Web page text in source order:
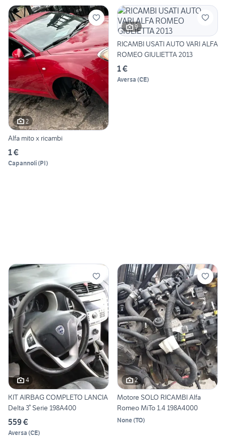
2
Alfa mito x ricambi
1 €
Capannoli(PI)
9
RICAMBI USATI AUTO VARI ALFA
ROMEO GIULIETTA 2013
1 €
Aversa (CE)
4
KIT AIRBAG COMPLETO LANCIA
Delta 3° Serie 198A400
559 €
Aversa (CE)
2
Motore SOLO RICAMBI Alfa
Romeo MiTo 1.4 198A4000
None(TO)